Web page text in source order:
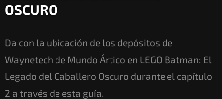
OSCURO
Da con la ubicación de los depósitos de
Waynetech de Mundo Ártico en LEGO Batman: El
Legado del Caballero Oscuro durante el capítulo
2 a través de esta guía.